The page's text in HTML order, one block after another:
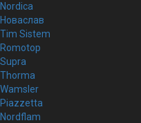
Nordica
Новаслав
Tim Sistem
Romotop
Supra
Thorma
Wamsler
Piazzetta
Nordflam